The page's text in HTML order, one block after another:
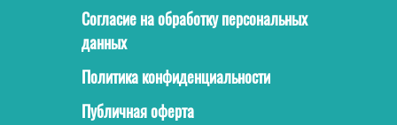
Согласие на обработку персональных
данных
Политика конфиденциальности
Публичная оферта